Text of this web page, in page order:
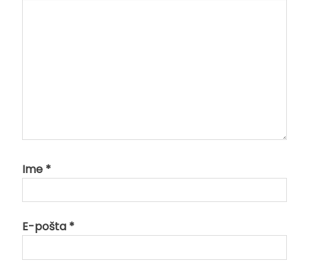
Ime *
E-pošta *